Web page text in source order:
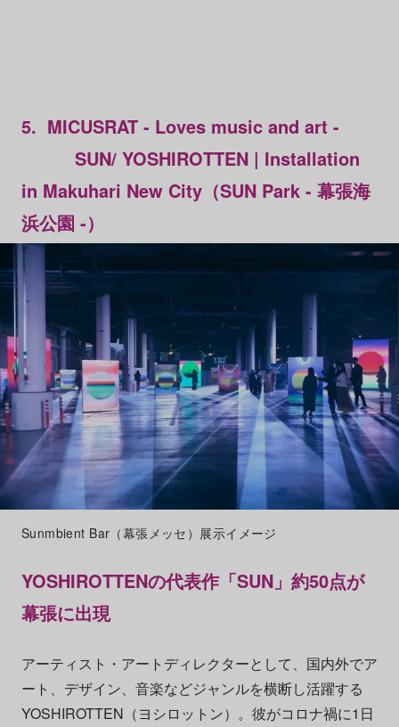
5. MICUSRAT - Loves music and art -
SUN/ YOSHIROTTEN | Installation
in Makuhari New City（SUN Park - 幕張海
浜公園 -）
Sunmbient Bar（幕張メッセ）展示イメージ
YOSHIROTTENの代表作「SUN」約50点が
幕張に出現
アーティスト・アートディレクターとして、国内外でア
ート、デザイン、音楽などジャンルを横断し活躍する
YOSHIROTTEN（ヨシロットン）。彼がコロナ禍に1日